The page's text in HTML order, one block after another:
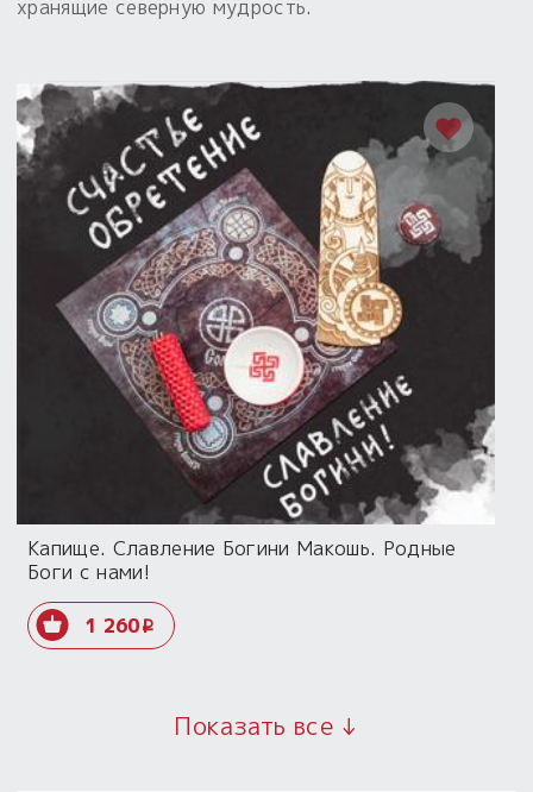
хранящие северную мудрость.
Капище. Славление Богини Макошь. Родные
Боги с нами!
1 260i
Показать все ↓